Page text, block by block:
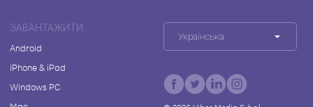
ЗАВАНТАЖИТИ
Android
iPhone & iPad
Windows PC
Українська